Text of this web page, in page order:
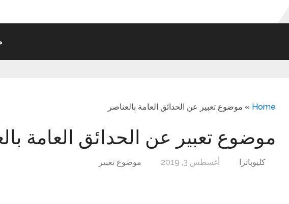
Home
» موضوع تعبير عن الحدائق العامة بالعناصر
موضوع تعبير عن الحدائق العامة
كليوباترا أغسطس 3, 2019 موضوع تعبير